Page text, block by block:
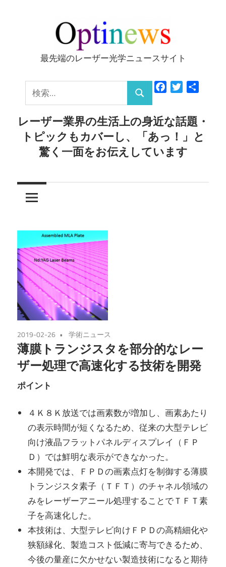
ッ
Optinews
最先端のレーザー光学ニュースサイト
索:
検
索
FacebookTwitter
レーザー業界の生活上の身近な話題・
トピックもカバーし、「あっ！」と
驚く一面をお伝えしています
2019-02-26 学術ニュース
薄膜トランジスタを部分的なレー
ザー処理で高速化する技術を開発
ポイント
４Ｋ８Ｋ放送では画素数が増加し、画素あたり
の表示時間が短くなるため、従来の大型テレビ
向け液晶フラットパネルディスプレイ（ＦＰ
Ｄ）では鮮明な表示ができなかった。
本開発では、ＦＰＤの画素点灯を制御する薄膜
トランジスタ素子（ＴＦＴ）のチャネル領域の
みをレーザーアニール処理することでＴＦＴ素
子を高速化した。
本技術は、大型テレビ向けＦＰＤの高精細化や
狭額縁化、製造コスト低減に寄与できるため、
今後の量産に欠かせない製造技術になると期待